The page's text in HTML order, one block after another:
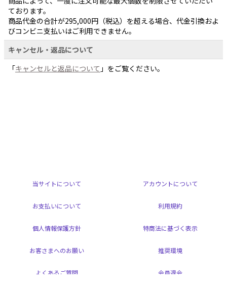
ております。
商品代金の合計が295,000円（税込）を超える場合、代金引換およ
びコンビニ支払いはご利用できません。
キャンセル・返品について
「キャンセルと返品について 」をご覧ください。
当サイトについて アカウントについて
お支払いについて 利用規約
個人情報保護方針 特商法に基づく表示
お客さまへのお願い 推奨環境
よくあるご質問 会員退会